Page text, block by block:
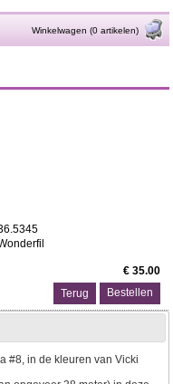
Winkelwagen (0 artikelen)
€ 35.00
Terug
#8, in de kleuren van Vicki